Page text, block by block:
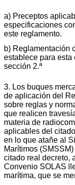
a) Preceptos
especificaciones
este reglamento.
b) Reglamentación
establece para esta
sección 2.ª
3. Los buques
de aplicación del
sobre reglas y
que realicen
materia de
aplicables del
en lo que atañe al
Marítimos
citado real decreto,
Convenio SOLAS
marítima, que se